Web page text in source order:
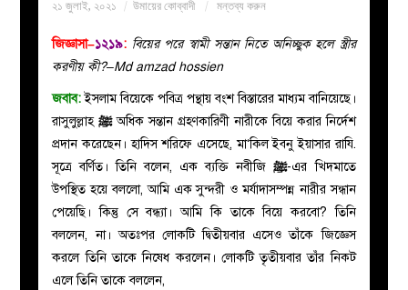
নারীদের
ইসলাহী
মজলিস
প্রশ্ন
করুন
২১ জুলাই, ২০২১ উমায়ের কোব্বাদী মন্তব্য করুন
জিজ্ঞাসা–১২১৯: বিয়ের পরে স্বামী সন্তান নিতে অনিচ্ছুক হলে স্ত্রীর
করণীয় কী?–Md amzad hossien
জবাব:ইসলাম বিয়েকে পবিত্র পন্থায় বংশ বিস্তারের মাধ্যম বানিয়েছে।
রাসুলুল্লাহﷺঅধিক সন্তান গ্রহণকারিণী নারীকে বিয়ে করার নির্দেশ
প্রদান করেছেন। হাদিস শরিফে এসেছে, মা‘কিল ইবনু ইয়াসার রাযি.
সূত্রে বর্ণিত। তিনি বলেন, এক ব্যক্তি নবীজিﷺ-এর খিদমাতে
উপস্থিত হয়ে বললো, আমি এক সুন্দরী ও মর্যাদাসম্পন্ন নারীর সন্ধান
পেয়েছি। কিন্তু সে বন্ধ্যা। আমি কি তাকে বিয়ে করবো? তিনি
বললেন, না। অতঃপর লোকটি দ্বিতীয়বার এসেও তাঁকে জিজ্ঞেস
করলে তিনি তাকে নিষেধ করলেন। লোকটি তৃতীয়বার তাঁর নিকট
এলে তিনি তাকে বললেন,